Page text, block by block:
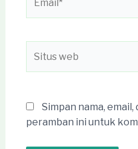
web
Simpan nama, email,
peramban ini untuk